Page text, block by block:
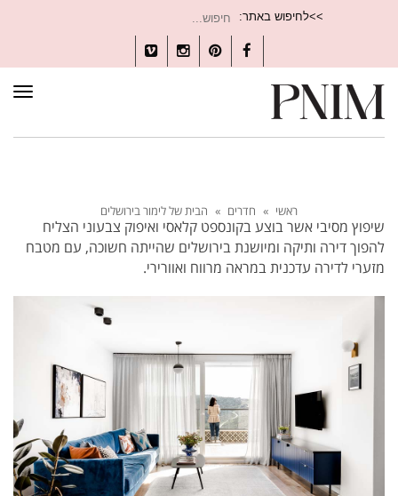
>>לחיפוש באתר:
עבור:
Facebook
Pinterest
Instagram
Vimeo
ראשי » חדרים » הבית של לימור בירושלים
שיפוץ מסיבי אשר בוצע בקונספט קלאסי ואיפוק צבעוני הצליח
להפוך דירה ותיקה ומיושנת בירושלים שהייתה חשוכה, עם מטבח
מזערי לדירה עדכנית במראה מרווח ואוורירי.